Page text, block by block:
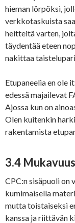
hieman lörpöksi,
verkkotaskuista
heitteitä varten,
täydentää eteen
nakittaa
Etupaneelia en ole
edessä majailevat
Ajossa kun on
Olen kuitenkin
rakentamista
3.4
CPC:n sisäpuoli on
kumimaisella
mutta toistaiseksi
kanssa ja riittävän